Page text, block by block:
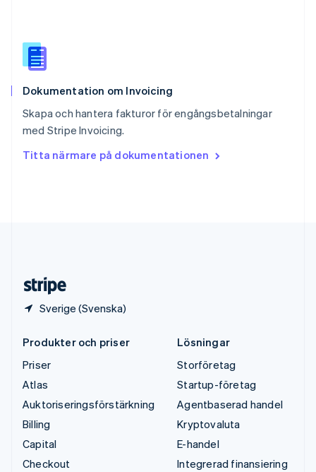
Dokumentation om Invoicing
Skapa och hantera fakturor för engångsbetalningar
med Stripe Invoicing.
Titta närmare på dokumentationen
Sverige (Svenska)
Español
Storbritannien
Sverige
Thailand
ไทยEnglish
English
Produkter och priser
Priser
Atlas
Auktoriseringsförstärkning
Billing
Capital
Checkout
Lösningar
Storföretag
Startup-företag
Agentbaserad handel
Kryptovaluta
E-handel
Integrerad finansiering